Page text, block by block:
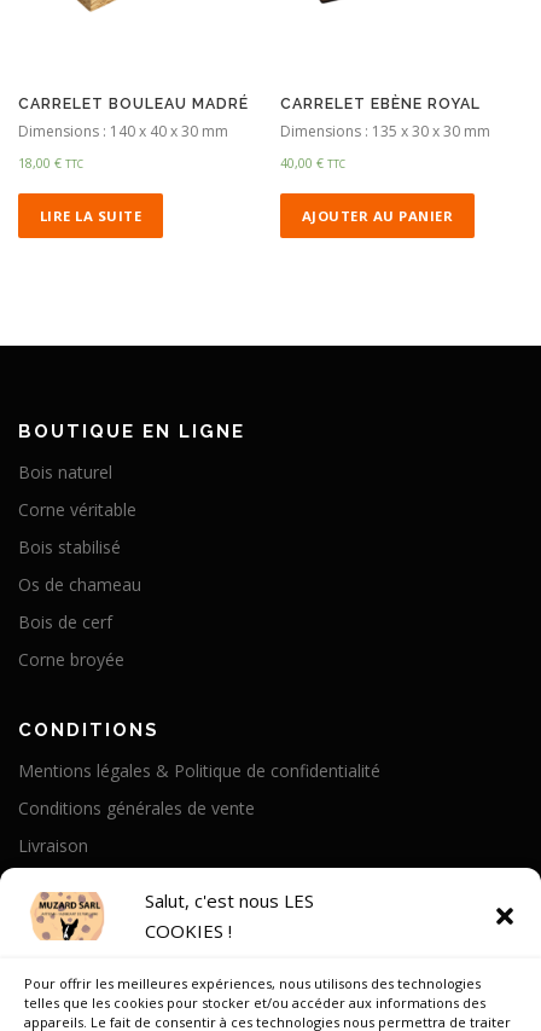
Salut, c'est nous LES
COOKIES !
Pour offrir les meilleures expériences, nous utilisons des technologies
telles que les cookies pour stocker et/ou accéder aux informations des
appareils. Le fait de consentir à ces technologies nous permettra de traiter
CARRELET BOULEAU MADRÉ
Dimensions : 140 x 40 x 30 mm
18,00 € TTC
LIRE LA SUITE
CARRELET EBÈNE ROYAL
Dimensions : 135 x 30 x 30 mm
40,00€ TTC
AJOUTER AU PANIER
BOUTIQUE EN LIGNE
Bois naturel
Corne véritable
Bois stabilisé
Os de chameau
Bois de cerf
Corne broyée
CONDITIONS
Mentions légales & Politique de confidentialité
Conditions générales de vente
Livraison
Notre Histoire